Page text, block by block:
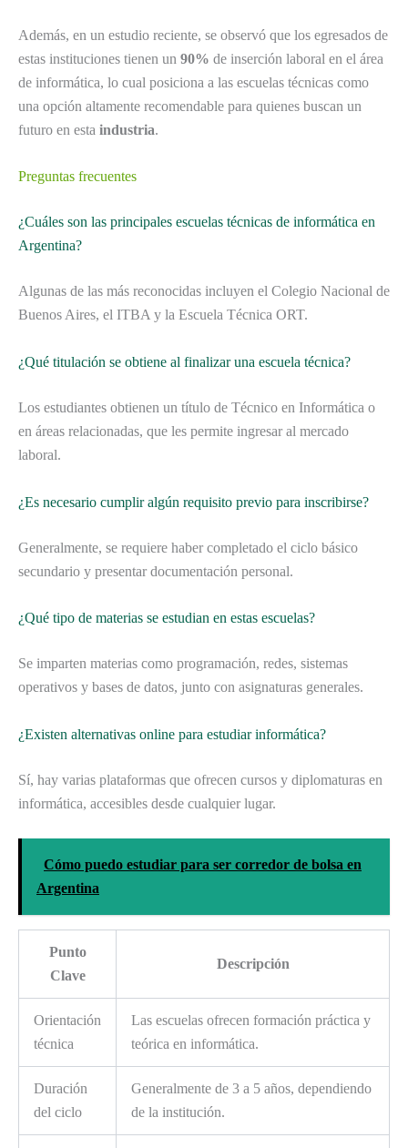
Además, en un estudio reciente, se observó que los egresados de
estas instituciones tienen un 90% de inserción laboral en el área
de informática, lo cual posiciona a las escuelas técnicas como
una opción altamente recomendable para quienes buscan un
futuro en esta industria.
Preguntas frecuentes
¿Cuáles son las principales escuelas técnicas de informática en
Argentina?
Algunas de las más reconocidas incluyen el Colegio Nacional de
Buenos Aires, el ITBA y la Escuela Técnica ORT.
¿Qué titulación se obtiene al finalizar una escuela técnica?
Los estudiantes obtienen un título de Técnico en Informática o
en áreas relacionadas, que les permite ingresar al mercado
laboral.
¿Es necesario cumplir algún requisito previo para inscribirse?
Generalmente, se requiere haber completado el ciclo básico
secundario y presentar documentación personal.
¿Qué tipo de materias se estudian en estas escuelas?
Se imparten materias como programación, redes, sistemas
operativos y bases de datos, junto con asignaturas generales.
¿Existen alternativas online para estudiar informática?
Sí, hay varias plataformas que ofrecen cursos y diplomaturas en
informática, accesibles desde cualquier lugar.
Cómo puedo estudiar para ser corredor de bolsa en
Argentina
Punto
Clave
Descripción
Orientación
técnica
Las escuelas ofrecen formación práctica y
teórica en informática.
Duración
del ciclo
Generalmente de 3 a 5 años, dependiendo
de la institución.